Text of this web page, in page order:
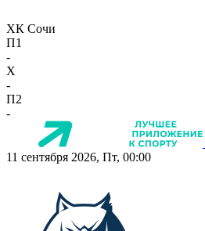
ХК Сочи
П1
-
X
-
П2
-
11 сентября 2026, Пт, 00:00